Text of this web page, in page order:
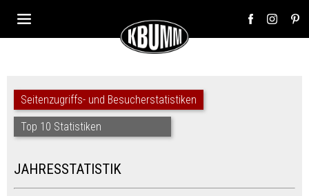
Seitenzugriffs- und Besucherstatistiken
Top 10 Statistiken
JAHRESSTATISTIK